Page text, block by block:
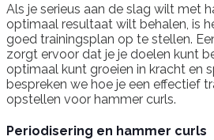
Als je serieus aan de slag wilt met
optimaal resultaat wilt behalen, is
goed trainingsplan op te stellen.
zorgt ervoor dat je je doelen kunt
optimaal kunt groeien in kracht en
bespreken we hoe je een effectief
opstellen voor hammer curls.
Periodisering en hammer curls